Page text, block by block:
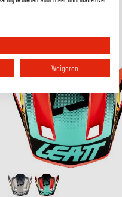
Weigeren